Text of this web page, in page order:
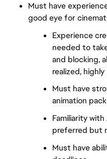
Must have
good eye for
Experience
needed to
and blocking,
realized,
Must have
animation
Familiarity
preferred but
Must have